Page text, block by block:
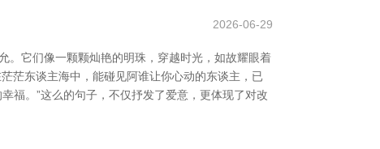
2026-06-29
。它们像一颗颗灿艳的明珠，穿越时光，如故耀眼着
茫东谈主海中，能碰见阿谁让你心动的东谈主，已
福。”这么的句子，不仅抒发了爱意，更体现了对改